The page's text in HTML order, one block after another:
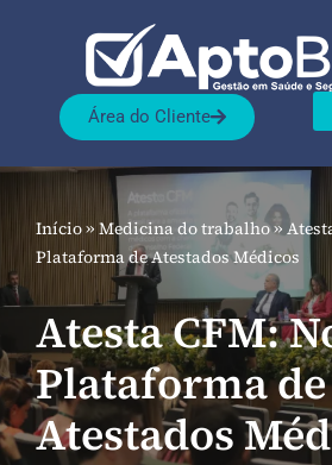
Área do Cliente
Início» Medicina do trabalho»
Plataforma de Atestados Médicos
Atesta CFM:
Plataforma de
Atestados